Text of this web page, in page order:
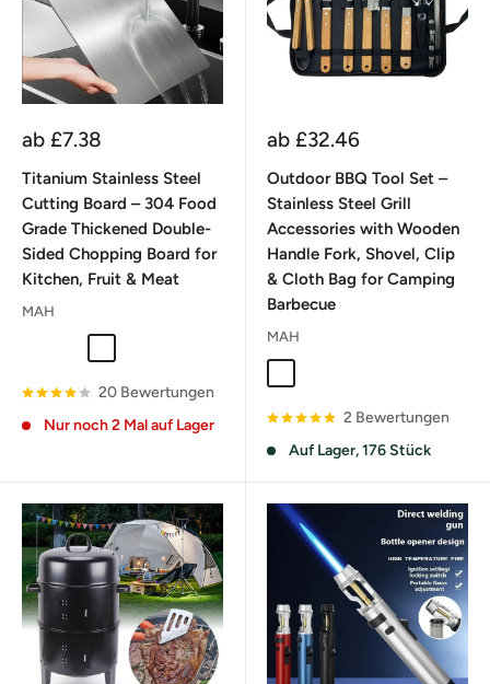
Sonderpreis
ab £7.38
Titanium Stainless Steel
Cutting Board – 304 Food
Grade Thickened Double-
Sided Chopping Board for
Kitchen, Fruit & Meat
MAH
20 Bewertungen
Nur noch 2 Mal auf Lager
Sonderpreis
ab £32.46
Outdoor BBQ Tool Set –
Stainless Steel Grill
Accessories with Wooden
Handle Fork, Shovel, Clip
& Cloth Bag for Camping
Barbecue
MAH
2 Bewertungen
Auf Lager, 176 Stück